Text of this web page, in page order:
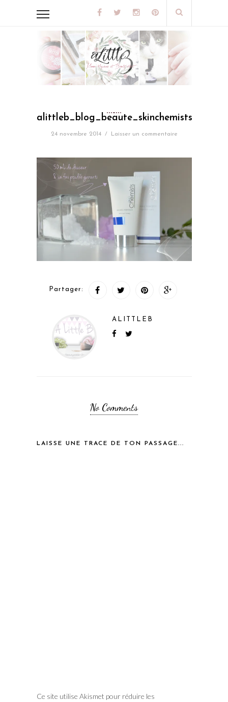
24 novembre 2014 / Laisser un commentaire
Partager:
ALITTLEB
No Comments
LAISSE UNE TRACE DE TON PASSAGE...
Ce site utilise Akismet pour réduire les